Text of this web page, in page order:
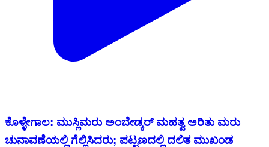
ಕೊಳ್ಳೇಗಾಲ: ಮುಸ್ಲಿಮರು ಅಂಬೇಡ್ಕರ್ ಮಹತ್ವ ಅರಿತು ಮರು
ಚುನಾವಣೆಯಲ್ಲಿ ಗೆಲ್ಲಿಸಿದರು; ಪಟ್ಟಣದಲ್ಲಿ ದಲಿತ ಮುಖಂಡ